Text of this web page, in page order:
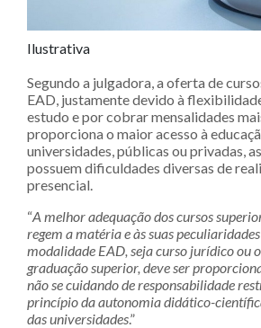
Ilustrativa
Segundo a julgadora, a oferta de
EAD, justamente devido à
estudo e por cobrar mensalidades
proporciona o maior acesso à
universidades, públicas ou privadas,
possuem dificuldades diversas de
presencial.
“A melhor adequação dos cursos
regem a matéria e às suas
modalidade EAD, seja curso jurídico ou
graduação superior, deve ser
não se cuidando de responsabilidade
princípio da autonomia didático-
das universidades.”